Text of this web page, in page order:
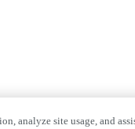
analyze site usage, and